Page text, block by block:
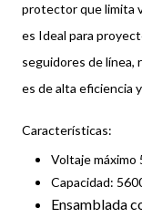
protector que limita
es Ideal para
seguidores de línea,
es de alta eficiencia
Características:
Voltaje máximo
Capacidad:
Ensamblada